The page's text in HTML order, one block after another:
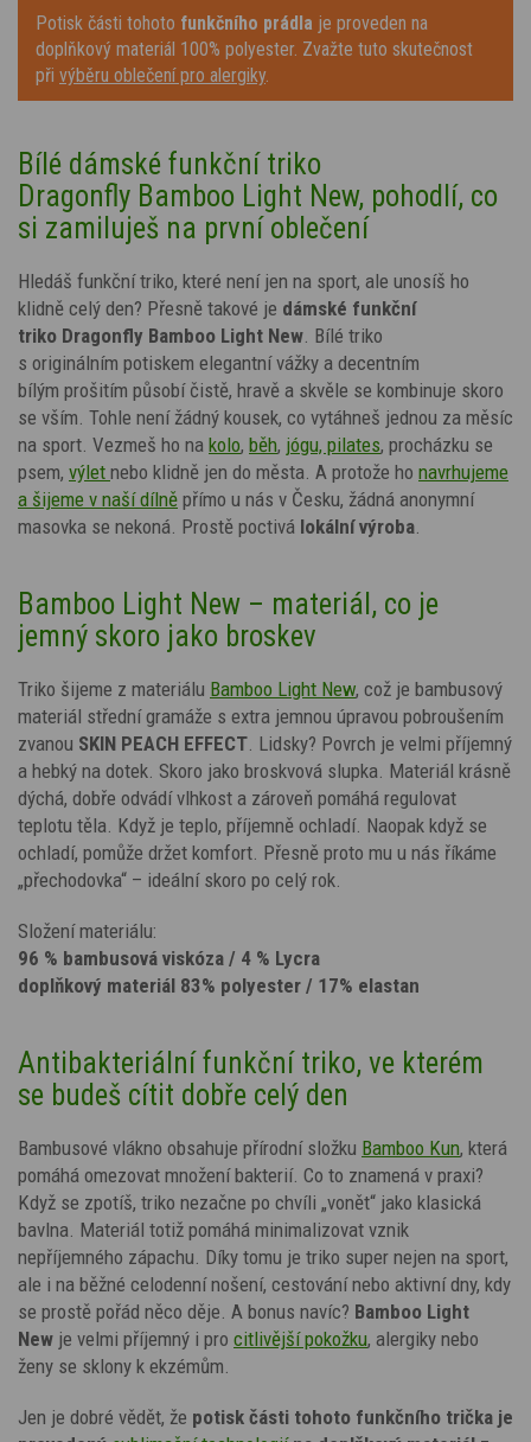
Potisk části tohoto funkčního prádla je proveden na
doplňkový materiál 100% polyester. Zvažte tuto skutečnost
při výběru oblečení pro alergiky.
Bílé dámské funkční triko
Dragonfly Bamboo Light New, pohodlí, co
si zamiluješ na první oblečení
Hledáš funkční triko, které není jen na sport, ale unosíš ho
klidně celý den? Přesně takové je dámské funkční
triko Dragonfly Bamboo Light New . Bílé triko
s originálním potiskem elegantní vážky a decentním
bílým prošitím působí čistě, hravě a skvěle se kombinuje skoro
se vším. Tohle není žádný kousek, co vytáhneš jednou za měsíc
na sport. Vezmeš ho na kolo, běh, jógu, pilates, procházku se
psem, výlet nebo klidně jen do města. A protože ho navrhujeme
a šijeme v naší dílně přímo u nás v Česku, žádná anonymní
masovka se nekoná. Prostě poctivá lokální výroba
Bamboo Light New – materiál, co je
jemný skoro jako broskev
Triko šijeme z materiálu Bamboo Light New, což je bambusový
materiál střední gramáže s extra jemnou úpravou pobroušením
zvanou SKIN PEACH EFFECT . Lidsky? Povrch je velmi příjemný
a hebký na dotek. Skoro jako broskvová slupka. Materiál krásně
dýchá, dobře odvádí vlhkost a zároveň pomáhá regulovat
teplotu těla. Když je teplo, příjemně ochladí. Naopak když se
ochladí, pomůže držet komfort. Přesně proto mu u nás říkáme
„přechodovka“ – ideální skoro po celý rok.
Složení materiálu:
96 % bambusová viskóza / 4 % Lycra
doplňkový materiál 83% polyester / 17% elastan
Antibakteriální funkční triko, ve kterém
se budeš cítit dobře celý den
Bambusové vlákno obsahuje přírodní složku Bamboo Kun, která
pomáhá omezovat množení bakterií. Co to znamená v praxi?
Když se zpotíš, triko nezačne po chvíli „vonět“ jako klasická
bavlna. Materiál totiž pomáhá minimalizovat vznik
nepříjemného zápachu. Díky tomu je triko super nejen na sport,
ale i na běžné celodenní nošení, cestování nebo aktivní dny, kdy
se prostě pořád něco děje. A bonus navíc? Bamboo Light
New je velmi příjemný i pro citlivější pokožku, alergiky nebo
ženy se sklony k ekzémům.
Jen je dobré vědět, že potisk části tohoto funkčního trička je